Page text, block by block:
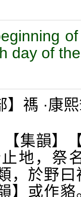
day of
】禡 ·康
【集韻】
地，祭
，於野
或作貉